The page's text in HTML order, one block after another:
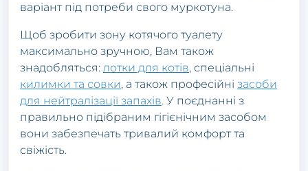
варіант під потреби свого муркотуна.
Щоб зробити зону котячого туалету
максимально зручною, Вам також
знадобляться: лотки для котів, спеціальні
килимки та совки, а також професійні засоби
для нейтралізації запахів. У поєднанні з
правильно підібраним гігієнічним засобом
вони забезпечать тривалий комфорт та
свіжість.